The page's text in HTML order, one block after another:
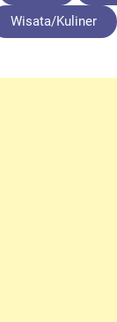
Wisata/Kuliner